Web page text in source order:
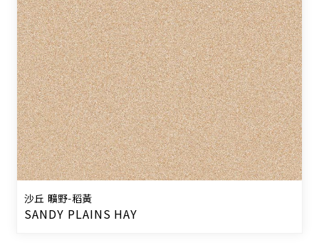
沙丘 曠野-稻黃
SANDY PLAINS HAY